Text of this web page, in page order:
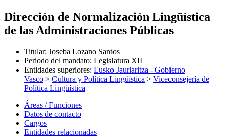
Dirección de Normalización Lingüística
de las Administraciones Públicas
Titular: Joseba Lozano Santos
Periodo del mandato: Legislatura XII
Entidades superiores: Eusko Jaurlaritza - Gobierno
Vasco > Cultura y Política Lingüística > Viceconsejería de
Política Lingüística
Áreas / Funciones
Datos de contacto
Cargos
Entidades relacionadas